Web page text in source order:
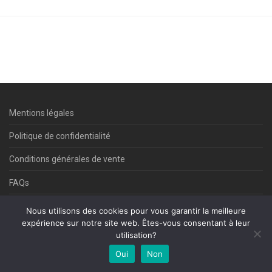
Mentions légales
Politique de confidentialité
Conditions générales de vente
FAQs
ContactNous utilisons des cookies pour vous garantir la meilleure
expérience sur notre site web. Êtes-vous consentant à leur
utilisation?
Oui
Non